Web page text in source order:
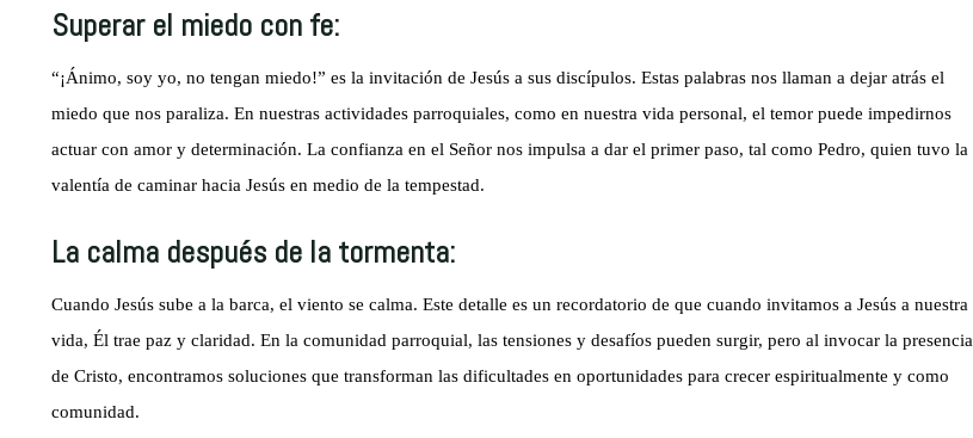
Superar el miedo con fe:
“¡Ánimo, soy yo, no tengan miedo!” es la invitación de Jesús a sus discípulos. Estas palabras nos llaman a dejar atrás el
miedo que nos paraliza. En nuestras actividades parroquiales, como en nuestra vida personal, el temor puede impedirnos
actuar con amor y determinación. La confianza en el Señor nos impulsa a dar el primer paso, tal como Pedro, quien tuvo la
valentía de caminar hacia Jesús en medio de la tempestad.
La calma después de la tormenta:
Cuando Jesús sube a la barca, el viento se calma. Este detalle es un recordatorio de que cuando invitamos a Jesús a nuestra
vida, Él trae paz y claridad. En la comunidad parroquial, las tensiones y desafíos pueden surgir, pero al invocar la presencia
de Cristo, encontramos soluciones que transforman las dificultades en oportunidades para crecer espiritualmente y como
comunidad.